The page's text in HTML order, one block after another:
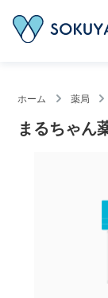
ホーム 薬局
まるちゃ